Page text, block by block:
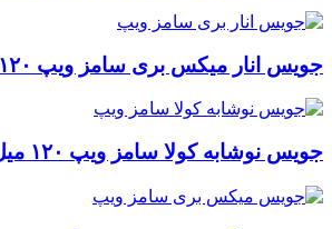
جویس انار میکس بری سامز ویپ ۱۲۰ میل
جویس نوشابه کولا سامز ویپ ۱۲۰ میل